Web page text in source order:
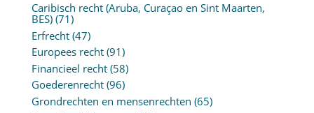
Caribisch recht (Aruba, Curaçao en Sint Maarten,
BES)(71)
Erfrecht(47)
Europees recht(91)
Financieel recht(58)
Goederenrecht(96)
Grondrechten en mensenrechten (65)